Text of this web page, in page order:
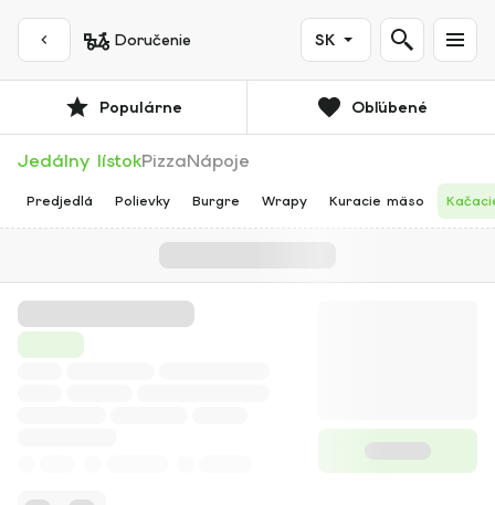
Doručenie SK
Populárne Obľúbené
Jedálny lístokPizzaNápoje
Predjedlá Polievky Burgre Wrapy Kuracie mäso